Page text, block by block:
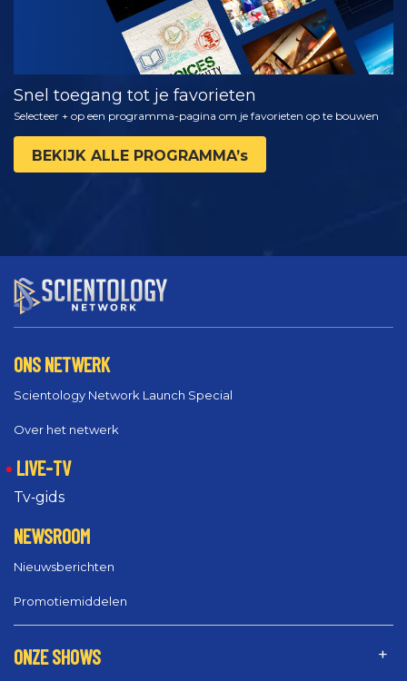
Snel toegang tot je favorieten
Selecteer + op een programma-pagina om je favorieten op te bouwen
BEKIJK ALLE PROGRAMMA’s
ONS NETWERK
Scientology Network Launch Special
Over het netwerk
LIVE-TV
Tv‑gids
NEWSROOM
Nieuwsberichten
Promotiemiddelen
ONZE SHOWS